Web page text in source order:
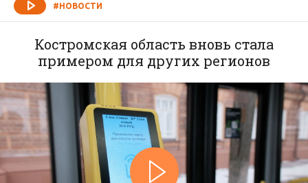
#НОВОСТИ
Костромская область вновь стала
примером для других регионов